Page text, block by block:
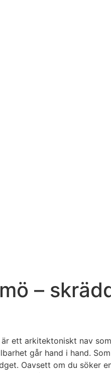
–
ett arkitektoniskt nav
går hand i hand.
Oavsett om du